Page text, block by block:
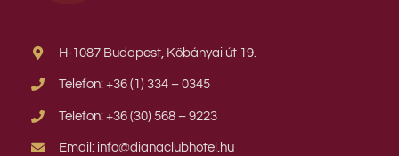
H-1087 Budapest, Kőbányai út 19.
Telefon: +36 (1) 334 – 0345
Telefon: +36 (30) 568 – 9223
Email: info@dianaclubhotel.hu